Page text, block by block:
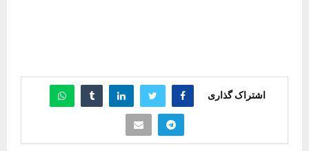
اشتراک گذاری